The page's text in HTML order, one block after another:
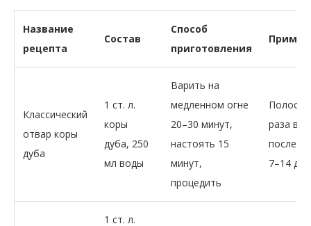
Название
рецепта
Состав
Способ
приготовления
Классический
отвар коры
дуба
1 ст. л.
коры
дуба, 250
мл воды
Варить на
медленном огне
20–30 минут,
настоять 15
минут,
процедить
раза в
после
7–14
1 ст. л.